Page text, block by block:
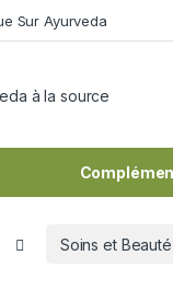
Sur Ayurveda
Soins et Beauté